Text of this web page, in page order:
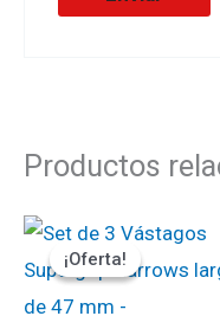
Productos
¡Oferta!
¡Oferta!
El
precio
original
₡2000.
El
precio
actual